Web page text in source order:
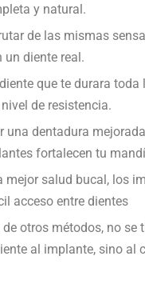
y natural.
de las mismas
un diente real.
que te durara toda
de resistencia.
una dentadura
fortalecen tu
mejor salud bucal, los
acceso entre dientes
otros métodos, no se
al implante, sino al